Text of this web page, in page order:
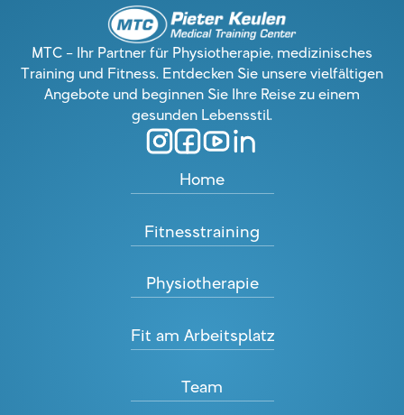
MTC – Ihr Partner für Physiotherapie, medizinisches
Training und Fitness. Entdecken Sie unsere vielfältigen
Angebote und beginnen Sie Ihre Reise zu einem
gesunden Lebensstil.
Home
Fitnesstraining
Physiotherapie
Fit am Arbeitsplatz
Team